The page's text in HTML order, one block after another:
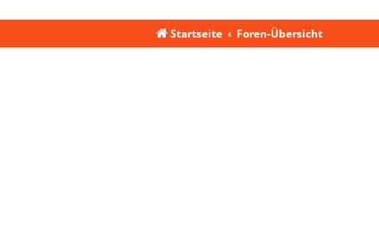
Startseite Foren-Übersicht